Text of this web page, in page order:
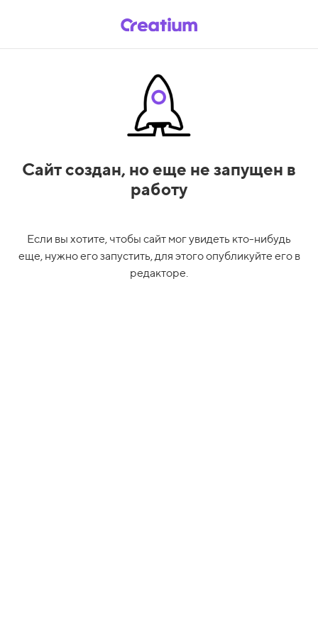
Сайт создан, но еще не запущен в
работу
Если вы хотите, чтобы сайт мог увидеть кто-нибудь
еще, нужно его запустить, для этого опубликуйте его в
редакторе.